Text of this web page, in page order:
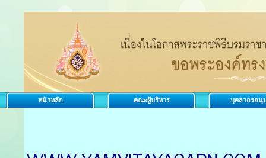
หน้าหลัก คณะผู้บริหาร บุคลากรอนุ